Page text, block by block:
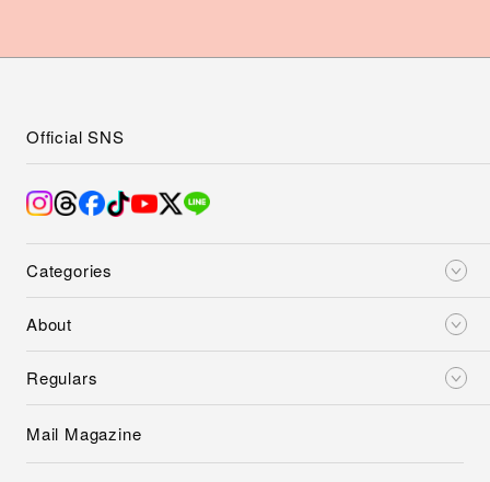
Categories
About
Regulars
Official SNS
Mail Magazine